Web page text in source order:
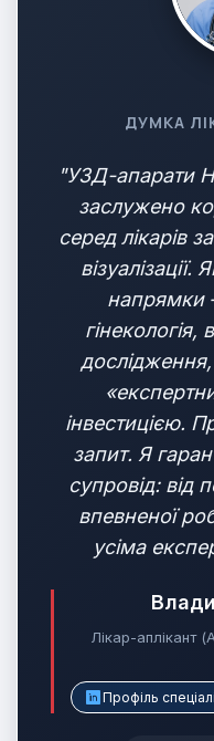
ДУМКА
"УЗД-апарати
заслужено
серед лікарів
напрямки
гінекологія,
інвестицією.
запит. Я
супровід: від
впевненої
усіма
Лікар-аплікант
Профіль